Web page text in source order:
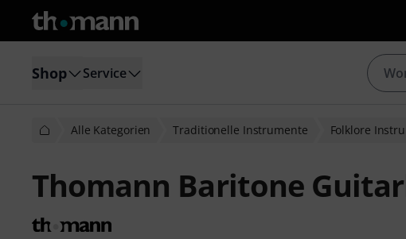
Shop Service
Alle Kategorien Traditionelle Instrumente Folklore
Thomann Baritone